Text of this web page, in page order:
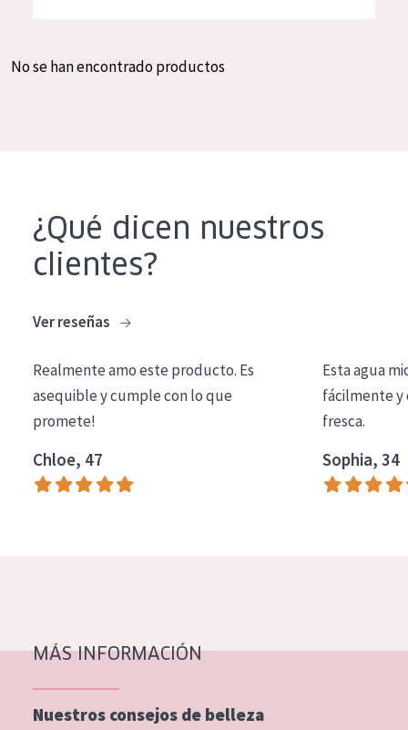
Crema de día
Crema de noche
Limpieza
COLECCIÓN
Essentials
Lift+
Piel normal y seca
Piel mixata o grasa
Piel madura
Spanish
No se han encontrado productos
¿Qué dicen nuestros
clientes?
Ver reseñas
Realmente amo este producto. Es
asequible y cumple con lo que
promete!
Chloe, 47
Esta agua
fácilmente y
fresca.
Sophia, 34
MÁS INFORMACIÓN
Nuestros consejos de belleza